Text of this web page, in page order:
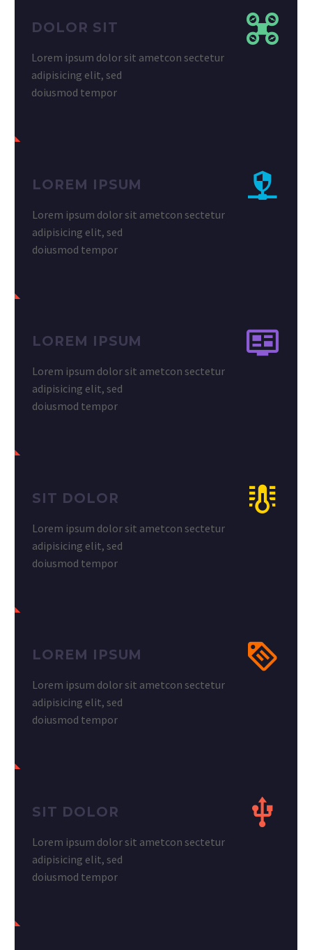
DOLOR SIT
Lorem ipsum dolor sit ametcon sectetur
adipisicing elit, sed
doiusmod tempor
LOREM IPSUM
Lorem ipsum dolor sit ametcon sectetur
adipisicing elit, sed
doiusmod tempor
LOREM IPSUM
Lorem ipsum dolor sit ametcon sectetur
adipisicing elit, sed
doiusmod tempor
SIT DOLOR
Lorem ipsum dolor sit ametcon sectetur
adipisicing elit, sed
doiusmod tempor
LOREM IPSUM
Lorem ipsum dolor sit ametcon sectetur
adipisicing elit, sed
doiusmod tempor
SIT DOLOR
Lorem ipsum dolor sit ametcon sectetur
adipisicing elit, sed
doiusmod tempor